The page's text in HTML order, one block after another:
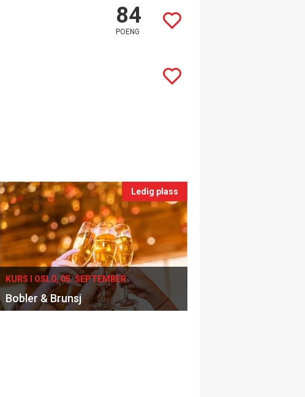
84
POENG
Ledig plass
KURS I OSLO, 05. SEPTEMBER
Bobler & Brunsj